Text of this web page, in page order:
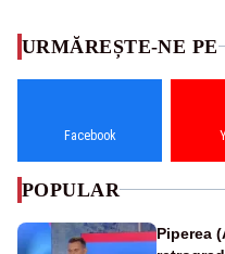
URMĂREȘTE-NE PE
Facebook
POPULAR
Piperea